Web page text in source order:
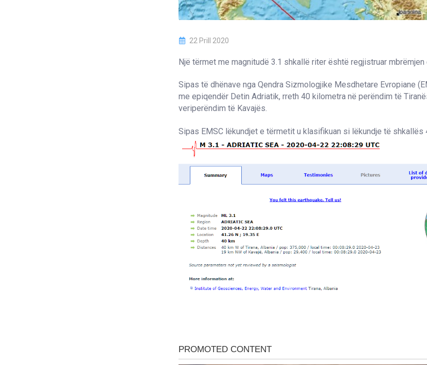
22 Prill 2020
Një tërmet me magnitudë 3.1 shkallë riter është regjistruar mbrëmjen
Sipas të dhënave nga Qendra Sizmologjike Mesdhetare Evropiane
me epiqendër Detin Adriatik, rreth 40 kilometra në perëndim të
veriperëndim të Kavajës.
Sipas EMSC lëkundjet e tërmetit u klasifikuan si lëkundje të shkallës